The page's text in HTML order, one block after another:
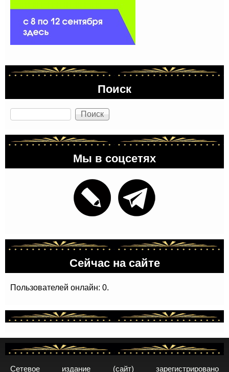
Поиск
Поиск
Мы в соцсетях
Сейчас на сайте
Пользователей онлайн: 0.
Сетевое издание (сайт) зарегистрировано